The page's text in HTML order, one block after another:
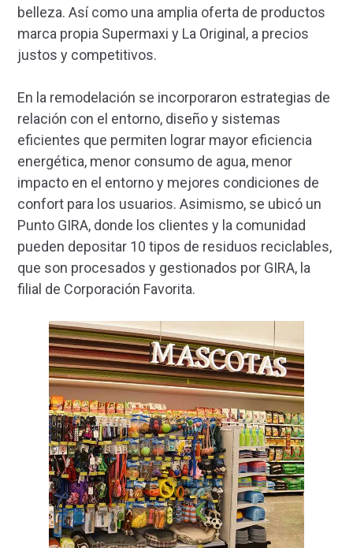
belleza. Así como una amplia oferta de productos
marca propia Supermaxi y La Original, a precios
justos y competitivos.
En la remodelación se incorporaron estrategias de
relación con el entorno, diseño y sistemas
eficientes que permiten lograr mayor eficiencia
energética, menor consumo de agua, menor
impacto en el entorno y mejores condiciones de
confort para los usuarios. Asimismo, se ubicó un
Punto GIRA, donde los clientes y la comunidad
pueden depositar 10 tipos de residuos reciclables,
que son procesados y gestionados por GIRA, la
filial de Corporación Favorita.